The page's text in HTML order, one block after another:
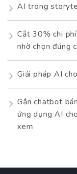
AI trong
Cắt 30% chi
nhờ chọn đúng
Giải pháp AI
Gắn chatbot
ứng dụng AI
xem